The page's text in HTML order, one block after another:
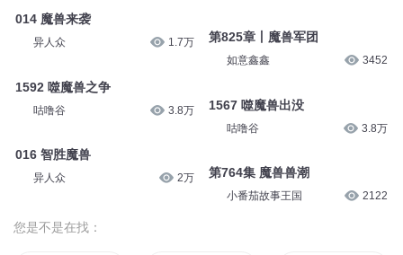
014 魔兽来袭
异人众 1.7万
1592 噬魔兽之争
咕噜谷 3.8万
016 智胜魔兽
异人众 2万
第825章丨魔兽军团
如意鑫鑫 3452
1567 噬魔兽出没
咕噜谷 3.8万
第764集 魔兽兽潮
小番茄故事王国 2122
您是不是在找：